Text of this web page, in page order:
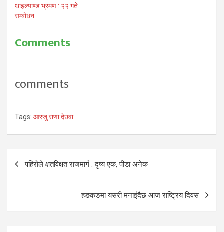
थाइल्याण्ड भ्रमण : २२ गते
सम्बोधन
Comments
comments
Tags: आरजु राणा देउवा
Post
navigation
पहिरोले क्षतविक्षत राजमार्ग : दृष्य एक, पीडा अनेक
हङकङमा यसरी मनाइंदैछ आज राष्ट्रिय दिवस